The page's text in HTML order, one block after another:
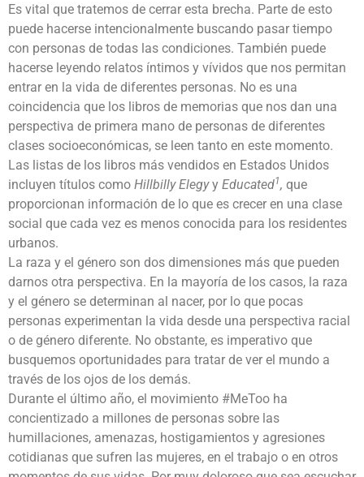
Es vital que tratemos de cerrar esta brecha. Parte de esto
puede hacerse intencionalmente buscando pasar tiempo
con personas de todas las condiciones. También puede
hacerse leyendo relatos íntimos y vívidos que nos permitan
entrar en la vida de diferentes personas. No es una
coincidencia que los libros de memorias que nos dan una
perspectiva de primera mano de personas de diferentes
clases socioeconómicas, se leen tanto en este momento.
Las listas de los libros más vendidos en Estados Unidos
incluyen títulos como Hillbilly Elegyy Educated1, que
proporcionan información de lo que es crecer en una clase
social que cada vez es menos conocida para los residentes
urbanos.
La raza y el género son dos dimensiones más que pueden
darnos otra perspectiva. En la mayoría de los casos, la raza
y el género se determinan al nacer, por lo que pocas
personas experimentan la vida desde una perspectiva racial
o de género diferente. No obstante, es imperativo que
busquemos oportunidades para tratar de ver el mundo a
través de los ojos de los demás.
Durante el último año, el movimiento #MeToo ha
concientizado a millones de personas sobre las
humillaciones, amenazas, hostigamientos y agresiones
cotidianas que sufren las mujeres, en el trabajo o en otros